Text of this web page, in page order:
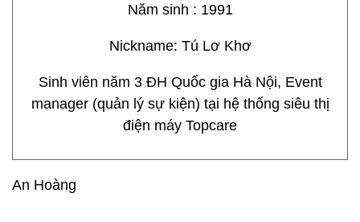
Năm sinh : 1991
Nickname: Tú Lơ Khơ
Sinh viên năm 3 ĐH Quốc gia Hà Nội, Event
manager (quản lý sự kiện) tại hệ thống siêu thị
điện máy Topcare
An Hoàng